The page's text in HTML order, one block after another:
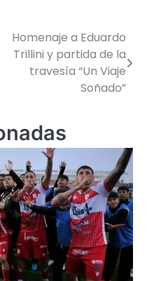
Homenaje a Eduardo
Trillini y partida de la
travesía “Un Viaje
Soñado”